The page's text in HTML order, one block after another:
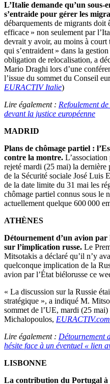
L’Italie demande qu’un sous-
s’entraide pour gérer les
débarquements de migrants doit
efficace » non seulement par
devrait y avoir, au moins à court
qui s’entraident » dans la
obligation de relocalisation, a
Mario Draghi lors d’une
l’issue du sommet du Conseil
EURACTIV Italie)
Lire également : Refoulement
devant la justice européenne
MADRID
Plans de chômage partiel :
contre la montre.
rejeté mardi (25 mai) la
de la Sécurité sociale José Luis
de la date limite du 31 mai les
chômage partiel connus sous le
actuellement quelque 600 000
ATHÈNES
Détournement d’un avion
sur l’implication russe. Le
Mitsotakis a déclaré qu’il n’y
quelconque implication de la
avion par l’État biélorusse ce
« La discussion sur la Russie
stratégique », a indiqué M.
sommet de l’UE, mardi (25
Michalopoulos, EURACTIV.com
Lire également : Détournement
hésite face à un éventuel « lien
LISBONNE
La contribution du Portugal à